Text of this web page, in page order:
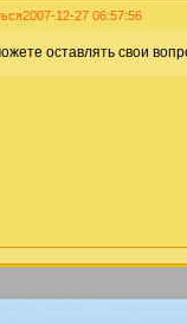
2007-12-27 06:57:56
оставлять свои